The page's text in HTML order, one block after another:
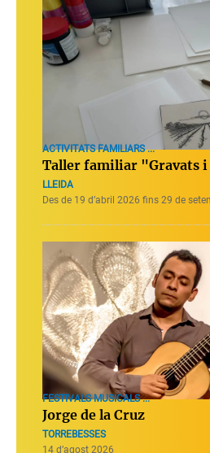
ACTIVITATS FAMILIARS ...
Taller familiar "Gravats i
LLEIDA
Des de 19 d’abril 2026 fins 29 de
FESTIVALS MUSICALS ...
Jorge de la Cruz
TORREBESSES
14 d’agost 2026